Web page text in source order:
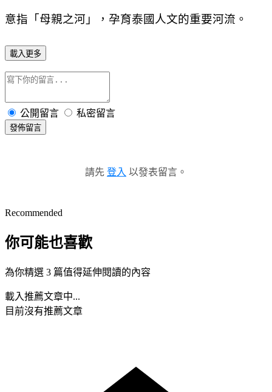
意指「母親之河」，孕育泰國人文的重要河流。
載入更多
公開留言 私密留言
發佈留言
請先 登入 以發表留言。
Recommended
你可能也喜歡
為你精選 3 篇值得延伸閱讀的內容
載入推薦文章中...
目前沒有推薦文章